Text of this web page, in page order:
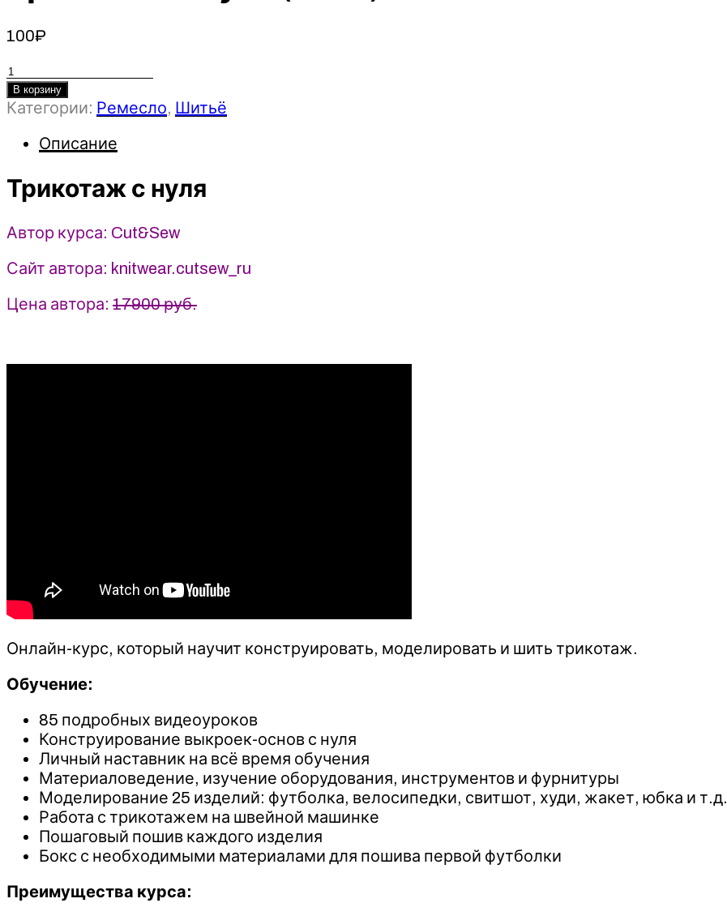
100₽
Количество
товара
Трикотаж
нуля
Шитье
В корзину
Категории: Ремесло, Шитьё
Описание
Трикотаж с нуля
Автор курса: Cut&Sew
Сайт автора: knitwear.cutsew_ru
Цена автора: 17900 руб.
Онлайн-курс, который научит конструировать, моделировать и шить трикотаж.
Обучение:
85 подробных видеоуроков
Конструирование выкроек-основ с нуля
Личный наставник на всё время обучения
Материаловедение, изучение оборудования, инструментов и фурнитуры
Моделирование 25 изделий: футболка, велосипедки, свитшот, худи, жакет, юбка и т.д.
Работа с трикотажем на швейной машинке
Пошаговый пошив каждого изделия
Бокс с необходимыми материалами для пошива первой футболки
Преимущества курса: